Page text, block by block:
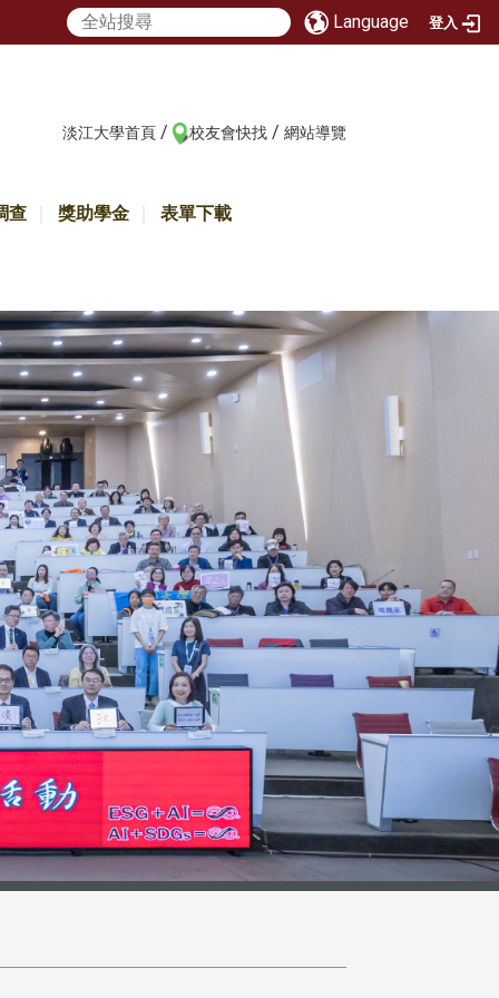
Language 登入
淡江大學首頁 / 校友會快找 / 網站導覽
查 獎助學金 表單下載